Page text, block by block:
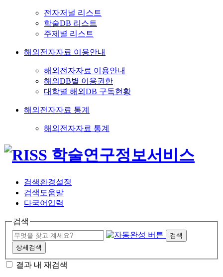
전자저널 리스트
학술DB 리스트
주제별 리스트
해외전자자료 이용안내
해외전자자료 이용안내
해외DB별 이용권한
대학별 해외DB 구독현황
해외전자자료 통계
해외전자자료 통계
검색환경설정
검색도움말
다국어입력
검색
검색
상세검색
결과 내 재검색